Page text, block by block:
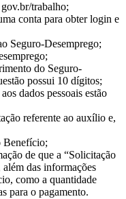
trabalho;
conta para obter login e
Seguro-Desemprego;
do Seguro-
possui 10 dígitos;
dados pessoais estão
referente ao auxílio e,
Benefício;
de que a “Solicitação
das informações
como a quantidade
para o pagamento.